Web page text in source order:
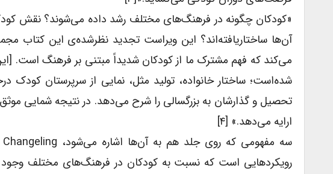
«کودکان چگونه در فرهنگ‌های مختلف رشد داده می‌شوند؟ نقش
آن‌ها ساختا‌ریافته‌اند؟ این ویراست تجدید نظرشده‌ی این کتاب
می‌کند که فهم مشترک ما از کودکان شدیداً مبتنی بر فرهنگ است.
شده‌است؛ ساختار خانواده، تولید مثل، نمایی از سرپرستان کودک
تحصیل و گذارشان به بزرگسالی را شرح می‌دهد. در نتیجه شمایی
ارایه می‌دهد.» [۴]